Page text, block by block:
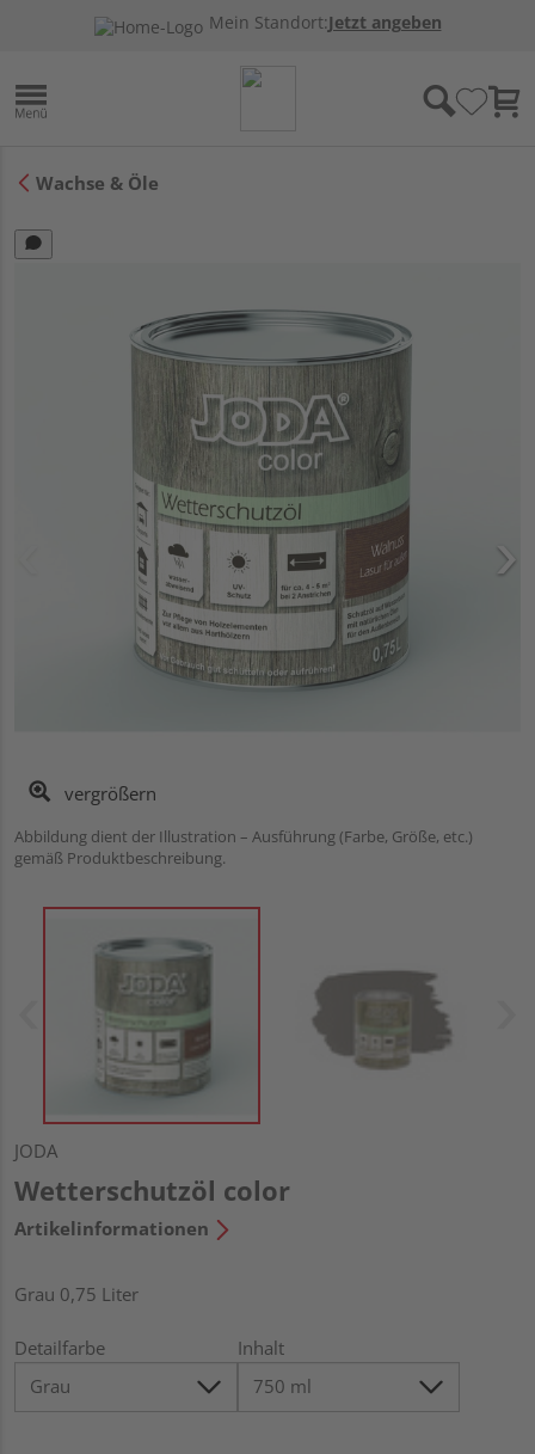
Mein Standort:Jetzt angeben
Wachse & Öle
vergrößern
Abbildung dient der Illustration – Ausführung (Farbe, Größe, etc.)
gemäß Produktbeschreibung.
JODA
Wetterschutzöl color
Artikelinformationen
Grau 0,75 Liter
Detailfarbe Inhalt